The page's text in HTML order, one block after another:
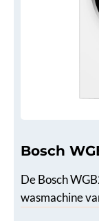
Bosch
De Bosch
wasmachine